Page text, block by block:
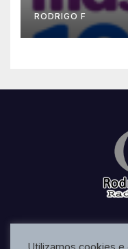
RODRIGO F